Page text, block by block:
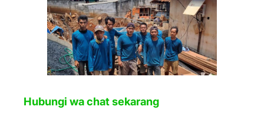
Hubungi wa chat sekarang